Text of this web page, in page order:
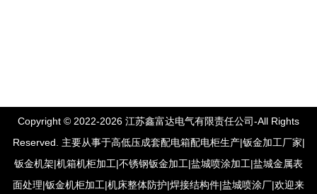
Copyright © 2022-2026 江苏鑫富达电气有限责任公司-All Rights
Reserved. 主要从事于高低压成套配电箱配电柜生产|钣金加工厂家|
钣金机架|机箱机柜加工|不锈钢钣金加工|盐城喷涂加工|盐城金属表
面处理|钣金机柜加工|机床整体防护|焊接结构件|盐城喷涂厂|欢迎来